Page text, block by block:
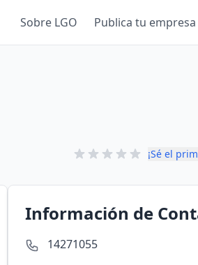
Sobre LGO Publica tu empresa
¡Sé el
Información de
14271055